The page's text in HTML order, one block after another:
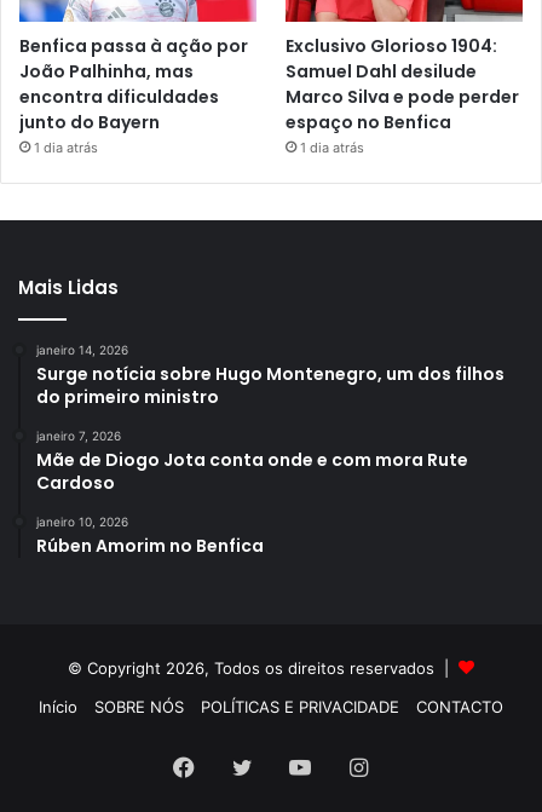
Benfica passa à ação por
João Palhinha, mas
encontra dificuldades
junto do Bayern
1 dia atrás
Exclusivo Glorioso 1904:
Samuel Dahl desilude
Marco Silva e pode perder
espaço no Benfica
1 dia atrás
Mais Lidas
janeiro 14, 2026
Surge notícia sobre Hugo Montenegro, um dos filhos
do primeiro ministro
janeiro 7, 2026
Mãe de Diogo Jota conta onde e com mora Rute
Cardoso
janeiro 10, 2026
Rúben Amorim no Benfica
© Copyright 2026, Todos os direitos reservados |
Início
SOBRE NÓS POLÍTICAS E PRIVACIDADE CONTACTO
Facebook
TwitterYouTubeInstagram